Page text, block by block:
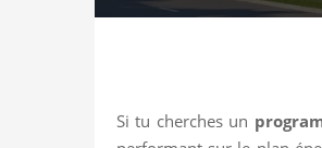
Si tu cherches un